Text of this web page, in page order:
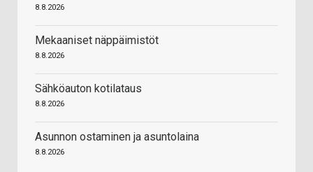
8.8.2026
Mekaaniset näppäimistöt
8.8.2026
Sähköauton kotilataus
8.8.2026
Asunnon ostaminen ja asuntolaina
8.8.2026